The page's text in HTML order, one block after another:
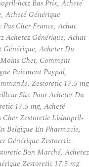
hctz Bas Prix, Acheté
Acheté Générique
Cher France, Achat
Achetez Générique, Achat
Acheter Du
Cher, Comment
Paiement Paypal,
Zestoretic 17.5 mg
Site Pour Acheter Du
17.5 mg, Acheté
Cher Zestoretic Lisinopril-
Belgique En Pharmacie,
Générique Zestoretic
Bon Marché, Achetez
Zestoretic 17.5 mg